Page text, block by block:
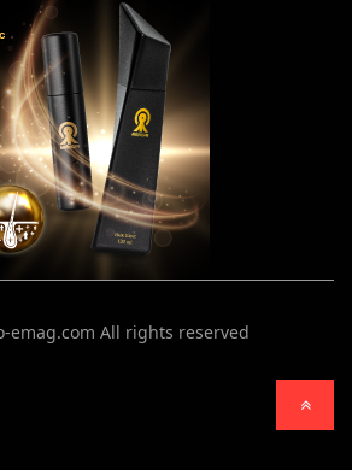
emag.com All rights reserved